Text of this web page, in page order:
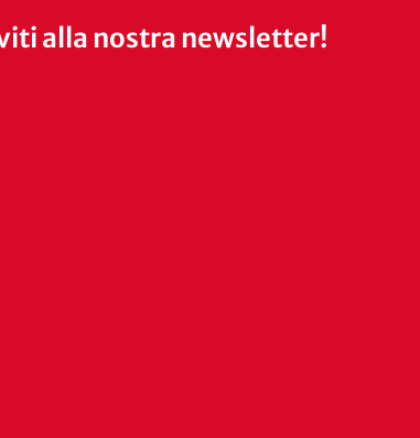
alla nostra newsletter!